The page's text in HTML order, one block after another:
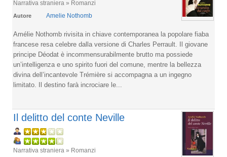
Narrativa straniera » Romanzi
Autore Amelie Nothomb
Amélie Nothomb rivisita in chiave contemporanea la popolare fiaba
francese resa celebre dalla versione di Charles Perrault. Il giovane
principe Déodat è incommensurabilmente brutto ma possiede
un’intelligenza e uno spirito fuori del comune, mentre la bellezza
divina dell’incantevole Trémière si accompagna a un ingegno
limitato. Il destino farà incrociare le...
Il delitto del conte Neville
Narrativa straniera » Romanzi